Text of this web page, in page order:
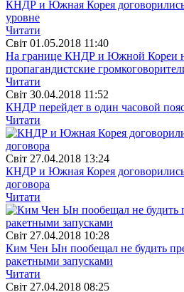
КНДР и Южная Корея договорились
уровне
Читати
Свiт 01.05.2018 11:40
На границе КНДР и Южной Кореи
пропагандистские
Читати
Свiт 30.04.2018 11:52
КНДР перейдет в один часовой
Читати
Свiт 27.04.2018 13:24
КНДР и Южная Корея
договора
Читати
Свiт 27.04.2018 10:28
Ким Чен Ын пообещал не будить
ракетными запусками
Читати
Свiт 27.04.2018 08:25